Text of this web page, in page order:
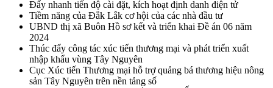
Đẩy nhanh tiến độ cài đặt, kích hoạt định danh điện tử
Tiềm năng của Đắk Lắk cơ hội của các nhà đầu tư
UBND thị xã Buôn Hồ sơ kết và triển khai Đề án 06 năm
2024
Thúc đẩy công tác xúc tiến thương mại và phát triển xuất
nhập khẩu vùng Tây Nguyên
Cục Xúc tiến Thương mại hỗ trợ quảng bá thương hiệu nông
sản Tây Nguyên trên nền tảng số